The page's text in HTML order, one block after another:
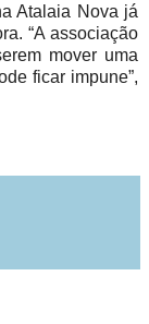
Atalaia Nova já
“A associação
mover uma
ficar impune”,